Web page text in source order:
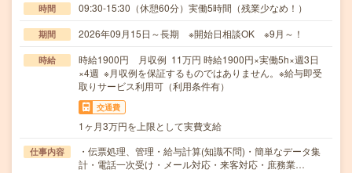
時間 09:30-15:30（休憩60分）実働5時間（残業少なめ！）
期間 2026年09月15日～長期 ※開始日相談OK ※9月～！
時給
時給1900円 月収例 11万円 時給1900円×実働5h×週3日
×4週 ※月収例を保証するものではありません。※給与即受
取りサービス利用可（利用条件有）
交通費
1ヶ月3万円を上限として実費支給
仕事内容
・伝票処理、管理・給与計算(知識不問)・簡単なデータ集
計・電話一次受け・メール対応・来客対応・庶務業…